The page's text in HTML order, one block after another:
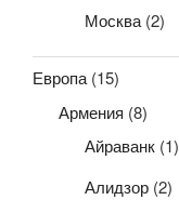
Москва(2)
Европа(15)
Армения (8)
Айраванк (1)
Алидзор (2)